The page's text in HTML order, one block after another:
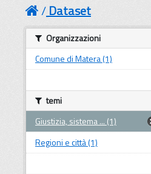
Dataset
Organizzazioni
Comune di Matera (1)
temi
Giustizia, sistema ... (1)
Regioni e città (1)